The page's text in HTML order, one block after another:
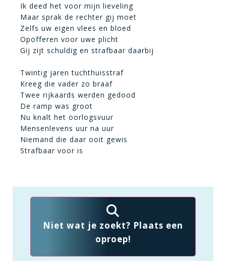
Ik deed het voor mijn lieveling
Maar sprak de rechter gij moet
Zelfs uw eigen vlees en bloed
Opofferen voor uwe plicht
Gij zijt schuldig en strafbaar daarbij
Twintig jaren tuchthuisstraf
Kreeg die vader zo braaf
Twee rijkaards werden gedood
De ramp was groot
Nu knalt het oorlogsvuur
Mensenlevens uur na uur
Niemand die daar ooit gewis
Strafbaar voor is
Niet wat je zoekt? Plaats een
oproep!